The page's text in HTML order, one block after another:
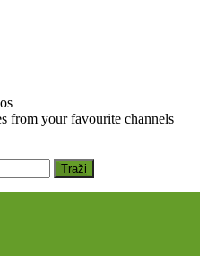
from your favourite channels